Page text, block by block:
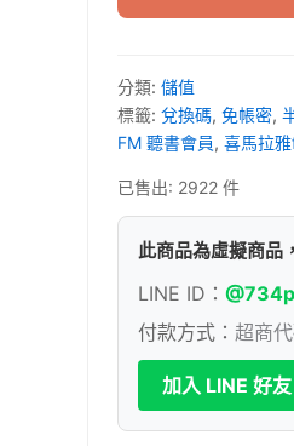
半
員
VIP
兌
換
碼
帳
員
分類: 儲值
標籤: 兌換碼, 免帳密,
FM 聽書會員, 喜馬拉
已售出: 2922 件
此商品為虛擬商品
LINE ID：
付款方式： 超商
加入 LINE 好友